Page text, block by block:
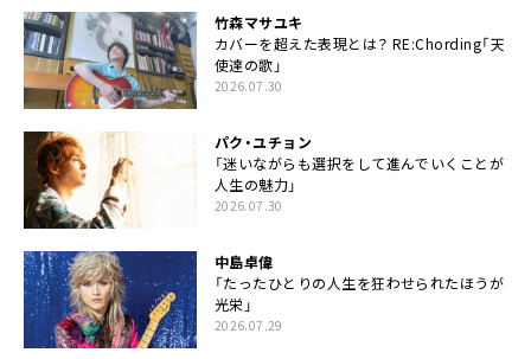
竹森マサユキ
カバーを超えた表現とは？ RE:Chording「天
使達の歌」
2026.07.30
パク・ユチョン
「迷いながらも選択をして進んでいくことが
人生の魅力」
2026.07.30
中島卓偉
「たったひとりの人生を狂わせられたほうが
光栄」
2026.07.29